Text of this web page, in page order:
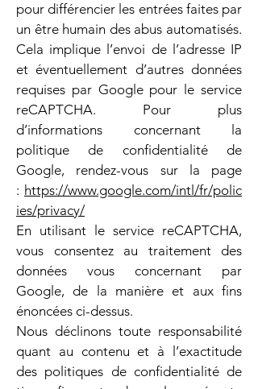
pour différencier les entrées faites par
un être humain des abus automatisés.
Cela implique l’envoi de l’adresse IP
et éventuellement d’autres données
requises par Google pour le service
reCAPTCHA. Pour plus
d’informations concernant la
politique de confidentialité de
Google, rendez-vous sur la page
: https://www.google.com/intl/fr/polic
ies/privacy/
En utilisant le service reCAPTCHA,
vous consentez au traitement des
données vous concernant par
Google, de la manière et aux fins
énoncées ci-dessus.
Nous déclinons toute responsabilité
quant au contenu et à l’exactitude
des politiques de confidentialité de